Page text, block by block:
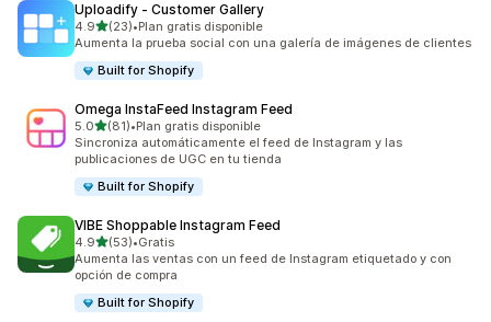
Uploadify ‑ Customer Gallery
4.9de 5 estrellas
(23)
23 reseñas en total
•Plan gratis disponible
Aumenta la prueba social con una galería de imágenes de clientes
Built for Shopify
Omega InstaFeed Instagram Feed
5.0de 5 estrellas
(81)
81 reseñas en total
•Plan gratis disponible
Sincroniza automáticamente el feed de Instagram y las
publicaciones de UGC en tu tienda
Built for Shopify
VIBE Shoppable Instagram Feed
4.9de 5 estrellas
(53)
53 reseñas en total
•Gratis
Aumenta las ventas con un feed de Instagram etiquetado y con
opción de compra
Built for Shopify